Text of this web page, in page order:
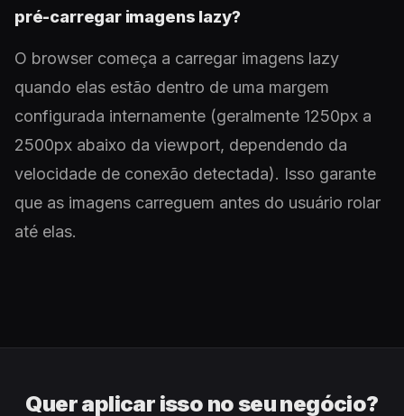
pré-carregar imagens lazy?
O browser começa a carregar imagens lazy
quando elas estão dentro de uma margem
configurada internamente (geralmente 1250px a
2500px abaixo da viewport, dependendo da
velocidade de conexão detectada). Isso garante
que as imagens carreguem antes do usuário rolar
até elas.
Quer aplicar isso no seu negócio?